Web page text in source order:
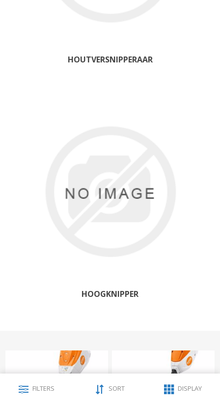
HOUTVERSNIPPERAAR
HOOGKNIPPER
FILTERS SORT DISPLAY